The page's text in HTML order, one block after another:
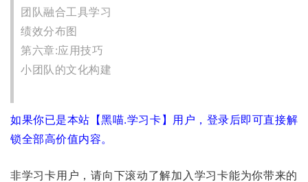
团队融合工具学习
绩效分布图
第六章:应用技巧
小团队的文化构建
如果你已是本站【黑喵.学习卡】用户，登录后即可直接解
锁全部高价值内容。
非学习卡用户，请向下滚动了解加入学习卡能为你带来的